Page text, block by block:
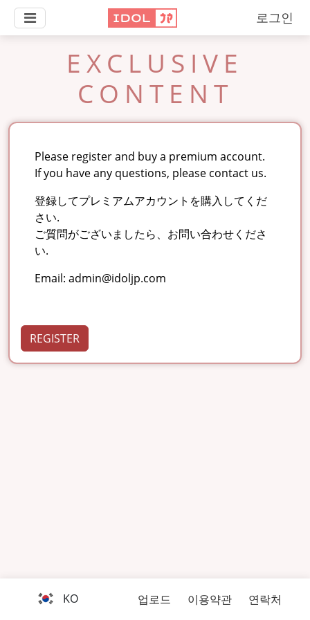
로그인
EXCLUSIVE
CONTENT
Please register and buy a premium account.
If you have any questions, please contact us.
登録してプレミアムアカウントを購入してくだ
さい.
ご質問がございましたら、お問い合わせくださ
い.
Email: admin@idoljp.com
REGISTER
KO 업로드 이용약관 연락처